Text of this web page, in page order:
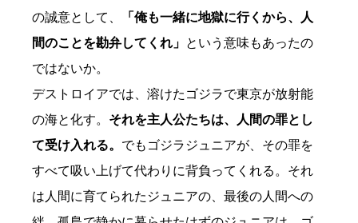
の誠意として、
「俺も一緒に地獄に行くから、人
間のことを勘弁してくれ」 という意味もあったの
ではないか。
デストロイアでは、溶けたゴジラで東京が放射能
の海と化す。 それを主人公たちは、人間の罪とし
て受け入れる。 でもゴジラジュニアが、その罪を
すべて吸い上げて代わりに背負ってくれる。それ
は人間に育てられたジュニアの、最後の人間への